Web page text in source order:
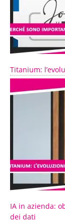
Titanium:
IA in azienda:
dei dati